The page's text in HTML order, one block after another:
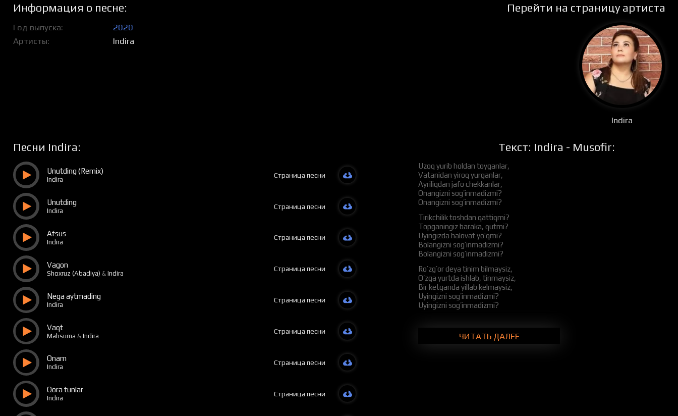
Информация о песне:
Год выпуска
2020
Артисты
Indira
Перейти на страницу артиста
Indira
Песни Indira:
Unutding (Remix)
Indira
Страница песни
Unutding
Indira
Страница песни
Afsus
Indira
Страница песни
Vagon
Shoxruz (Abadiya) & Indira
Страница песни
Nega aytmading
Indira
Страница песни
Vaqt
Mahsuma & Indira
Страница песни
Onam
Indira
Страница песни
Qora tunlar
Indira
Страница песни
Текст: Indira - Musofir:
Uzoq yurib holdan toyganlar,
Vatanidan yiroq yurganlar,
Ayriliqdan jafo chekkanlar,
Onangizni sog’inmadizmi?
Onangizni sog’inmadizmi?
Tirikchilik toshdan qattiqmi?
Topganingiz baraka, qutmi?
Uyingizda halovat yo’qmi?
Bolangizni sog’inmadizmi?
Bolangizni sog’inmadizmi?
Ro’zg’or deya tinim bilmaysiz,
O’zga yurtda ishlab, tinmaysiz,
Bir ketganda yillab kelmaysiz,
Uyingizni sog’inmadizmi?
Uyingizni sog’inmadizmi?
Yurt sog’inchi juda yomonda,
ЧИТАТЬ ДАЛЕЕ